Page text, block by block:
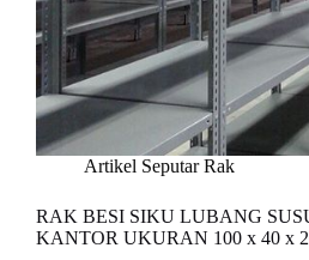
Artikel Seputar Rak
RAK BESI SIKU LUBANG
KANTOR UKURAN 100 x 40 x